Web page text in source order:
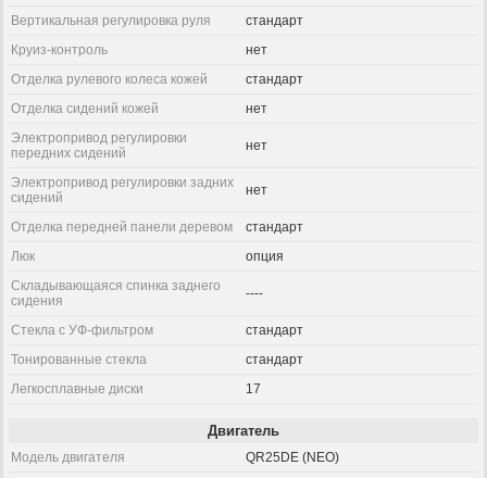
Вертикальная регулировка руля
стандарт
Круиз-контроль
нет
Отделка рулевого колеса кожей
стандарт
Отделка сидений кожей
нет
Электропривод регулировки
передних сидений
нет
Электропривод регулировки задних
сидений
нет
Отделка передней панели деревом
стандарт
Люк
опция
Складывающаяся спинка заднего
сидения
----
Стекла с УФ-фильтром
стандарт
Тонированные стекла
стандарт
Легкосплавные диски
17
Двигатель
Модель двигателя
QR25DE (NEO)